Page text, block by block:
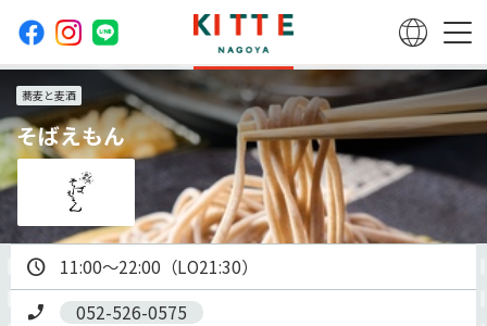
蕎麦と麦酒
そばえもん
11:00～22:00（LO21:30）
052-526-0575